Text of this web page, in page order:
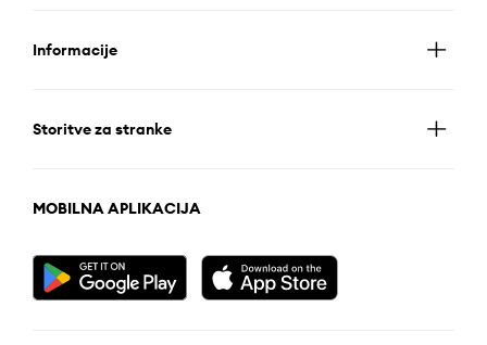
Informacije
Storitve za stranke
MOBILNA APLIKACIJA